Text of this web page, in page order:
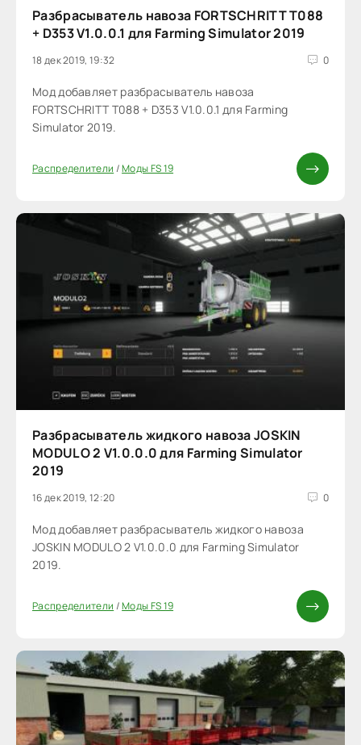
Разбрасыватель навоза FORTSCHRITT T088
+ D353 V1.0.0.1 для Farming Simulator 2019
18 дек 2019, 19:32 0
Мод добавляет разбрасыватель навоза
FORTSCHRITT T088 + D353 V1.0.0.1 для Farming
Simulator 2019.
Распределители /Моды FS 19
Разбрасыватель жидкого навоза JOSKIN
MODULO 2 V1.0.0.0 для Farming Simulator
2019
16 дек 2019, 12:20 0
Мод добавляет разбрасыватель жидкого навоза
JOSKIN MODULO 2 V1.0.0.0 для Farming Simulator
2019.
Распределители /Моды FS 19